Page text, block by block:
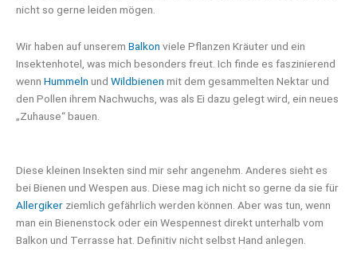
nicht so gerne leiden mögen.
Wir haben auf unserem Balkon viele Pflanzen Kräuter und ein
Insektenhotel, was mich besonders freut. Ich finde es faszinierend
wenn Hummeln und Wildbienen mit dem gesammelten Nektar und
den Pollen ihrem Nachwuchs, was als Ei dazu gelegt wird, ein neues
„Zuhause“ bauen.
Diese kleinen Insekten sind mir sehr angenehm. Anderes sieht es
bei Bienen und Wespen aus. Diese mag ich nicht so gerne da sie für
Allergiker ziemlich gefährlich werden können. Aber was tun, wenn
man ein Bienenstock oder ein Wespennest direkt unterhalb vom
Balkon und Terrasse hat. Definitiv nicht selbst Hand anlegen.